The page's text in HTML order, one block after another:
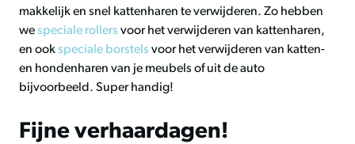
makkelijk en snel kattenharen te verwijderen. Zo hebben
wespeciale rollers voor het verwijderen van kattenharen,
en ookspeciale borstels voor het verwijderen van katten-
en hondenharen van je meubels of uit de auto
bijvoorbeeld. Super handig!
Fijne verhaardagen!